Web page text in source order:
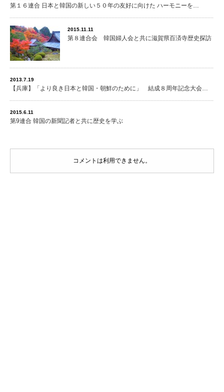
第１６連合 日本と韓国の新しい５０年の友好に向けた ハーモニーを…
2015.11.11
第８連合会 韓国婦人会と共に滋賀県百済寺歴史探訪
2013.7.19
【兵庫】「より良き日本と韓国・朝鮮のために」 結成８周年記念大会…
2015.6.11
第9連合 韓国の新聞記者と共に歴史を学ぶ
コメントは利用できません。